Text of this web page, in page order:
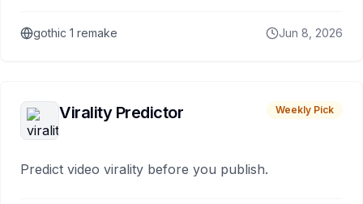
gothic 1 remake Jun 8, 2026
Virality Predictor Weekly Pick
Predict video virality before you publish.